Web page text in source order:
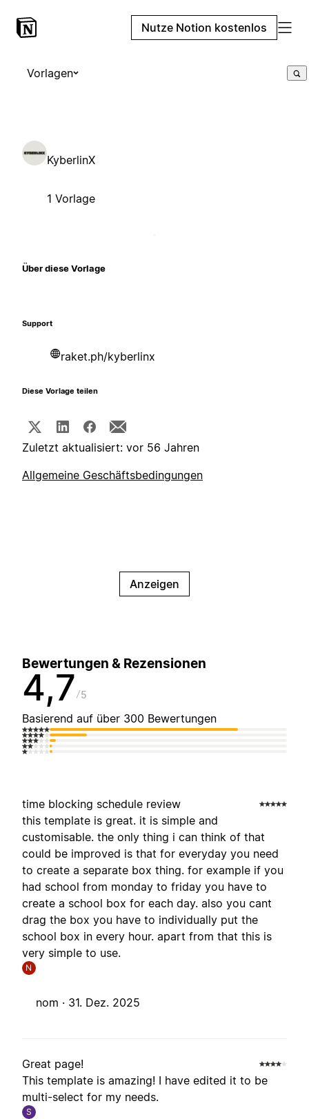
Nutze Notion kostenlos
Vorlagen
KyberlinX
1 Vorlage
Über diese Vorlage
Support
raket.ph/kyberlinx
Diese Vorlage teilen
Zuletzt aktualisiert: vor 56 Jahren
Allgemeine Geschäftsbedingungen
Anzeigen
Bewertungen & Rezensionen
4,7 5
Basierend auf über 300 Bewertungen
time blocking schedule review
this template is great. it is simple and
customisable. the only thing i can think of that
could be improved is that for everyday you need
to create a separate box thing. for example if you
had school from monday to friday you have to
create a school box for each day. also you cant
drag the box you have to individually put the
school box in every hour. apart from that this is
very simple to use.
N
nom · 31. Dez. 2025
Great page!
This template is amazing! I have edited it to be
multi-select for my needs.
S